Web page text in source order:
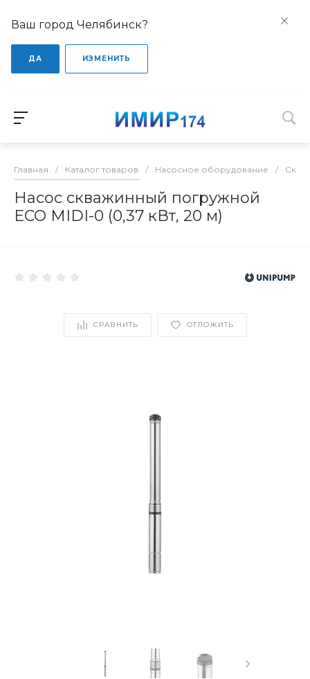
Ваш город Челябинск?
ДА ИЗМЕНИТЬ
Главная / Каталог товаров / Насосное оборудование /
Насос скважинный погружной
ECO MIDI-0 (0,37 кВт, 20 м)
СРАВНИТЬ ОТЛОЖИТЬ